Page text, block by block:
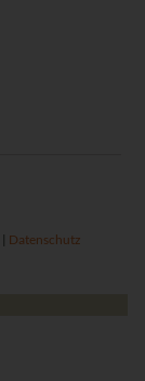
| Datenschutz